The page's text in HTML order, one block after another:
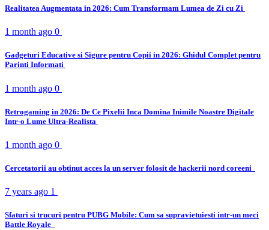
Realitatea Augmentata in 2026: Cum Transformam Lumea de Zi cu Zi
1 month ago 0
Gadgeturi Educative si Sigure pentru Copii in 2026: Ghidul Complet pentru
Parinti Informati
1 month ago 0
Retrogaming in 2026: De Ce Pixelii Inca Domina Inimile Noastre Digitale
Intr-o Lume Ultra-Realista
1 month ago 0
Cercetatorii au obtinut acces la un server folosit de hackerii nord coreeni
7 years ago 1
Sfaturi si trucuri pentru PUBG Mobile: Cum sa supravietuiesti intr-un meci
Battle Royale